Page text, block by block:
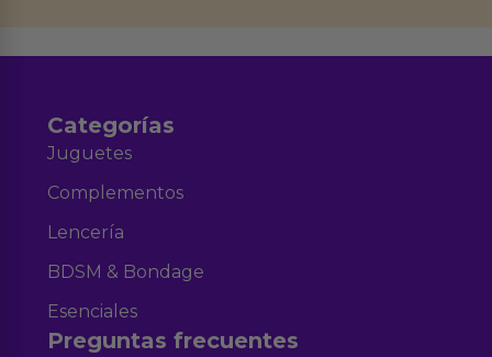
Categorías
Juguetes
Complementos
Lencería
BDSM & Bondage
Esenciales
Preguntas frecuentes